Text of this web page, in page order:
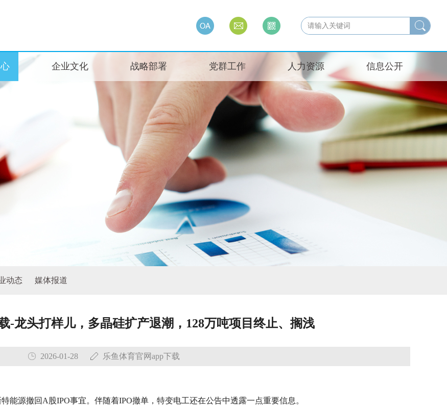
企业文化 战略部署 党群工作 人力资源 信息公开
动态 媒体报道
-龙头打样儿，多晶硅扩产退潮，128万吨项目终止、搁浅
2026-01-28 乐鱼体育官网app下载
源撤回A股IPO事宜。伴随着IPO撤单，特变电工还在公告中透露一点重要信息。